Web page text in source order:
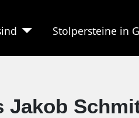
Stolpersteine in
Jakob